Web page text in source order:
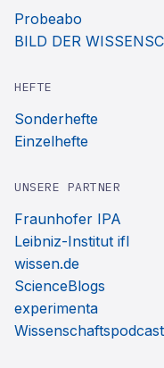
Probeabo
BILD DER
HEFTE
Sonderhefte
Einzelhefte
UNSERE PARTNER
Fraunhofer IPA
Leibniz-Institut ifl
wissen.de
ScienceBlogs
experimenta